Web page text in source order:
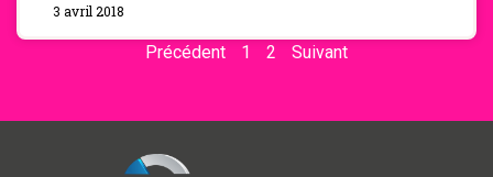
3 avril 2018
Précédent 1 2 Suivant